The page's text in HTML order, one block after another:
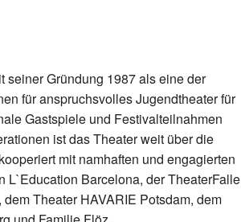
seiner Gründung 1987 als eine der
für anspruchsvolles Jugendtheater für
Gastspiele und Festivalteilnahmen
ist das Theater weit über die
mit namhaften und engagierten
L`Education Barcelona, der TheaterFalle
Theater HAVARIE Potsdam, dem